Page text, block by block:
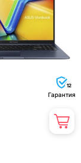
12
Гарантия